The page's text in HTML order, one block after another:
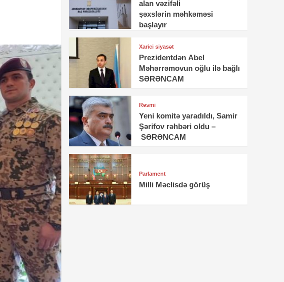
alan vəzifəli
şəxslərin məhkəməsi
başlayır
Xarici siyasət
Prezidentdən Abel
Məhərrəmovun oğlu ilə bağlı
SƏRƏNCAM
Rəsmi
Yeni komitə yaradıldı, Samir
Şərifov rəhbəri oldu –
SƏRƏNCAM
Parlament
Milli Məclisdə görüş